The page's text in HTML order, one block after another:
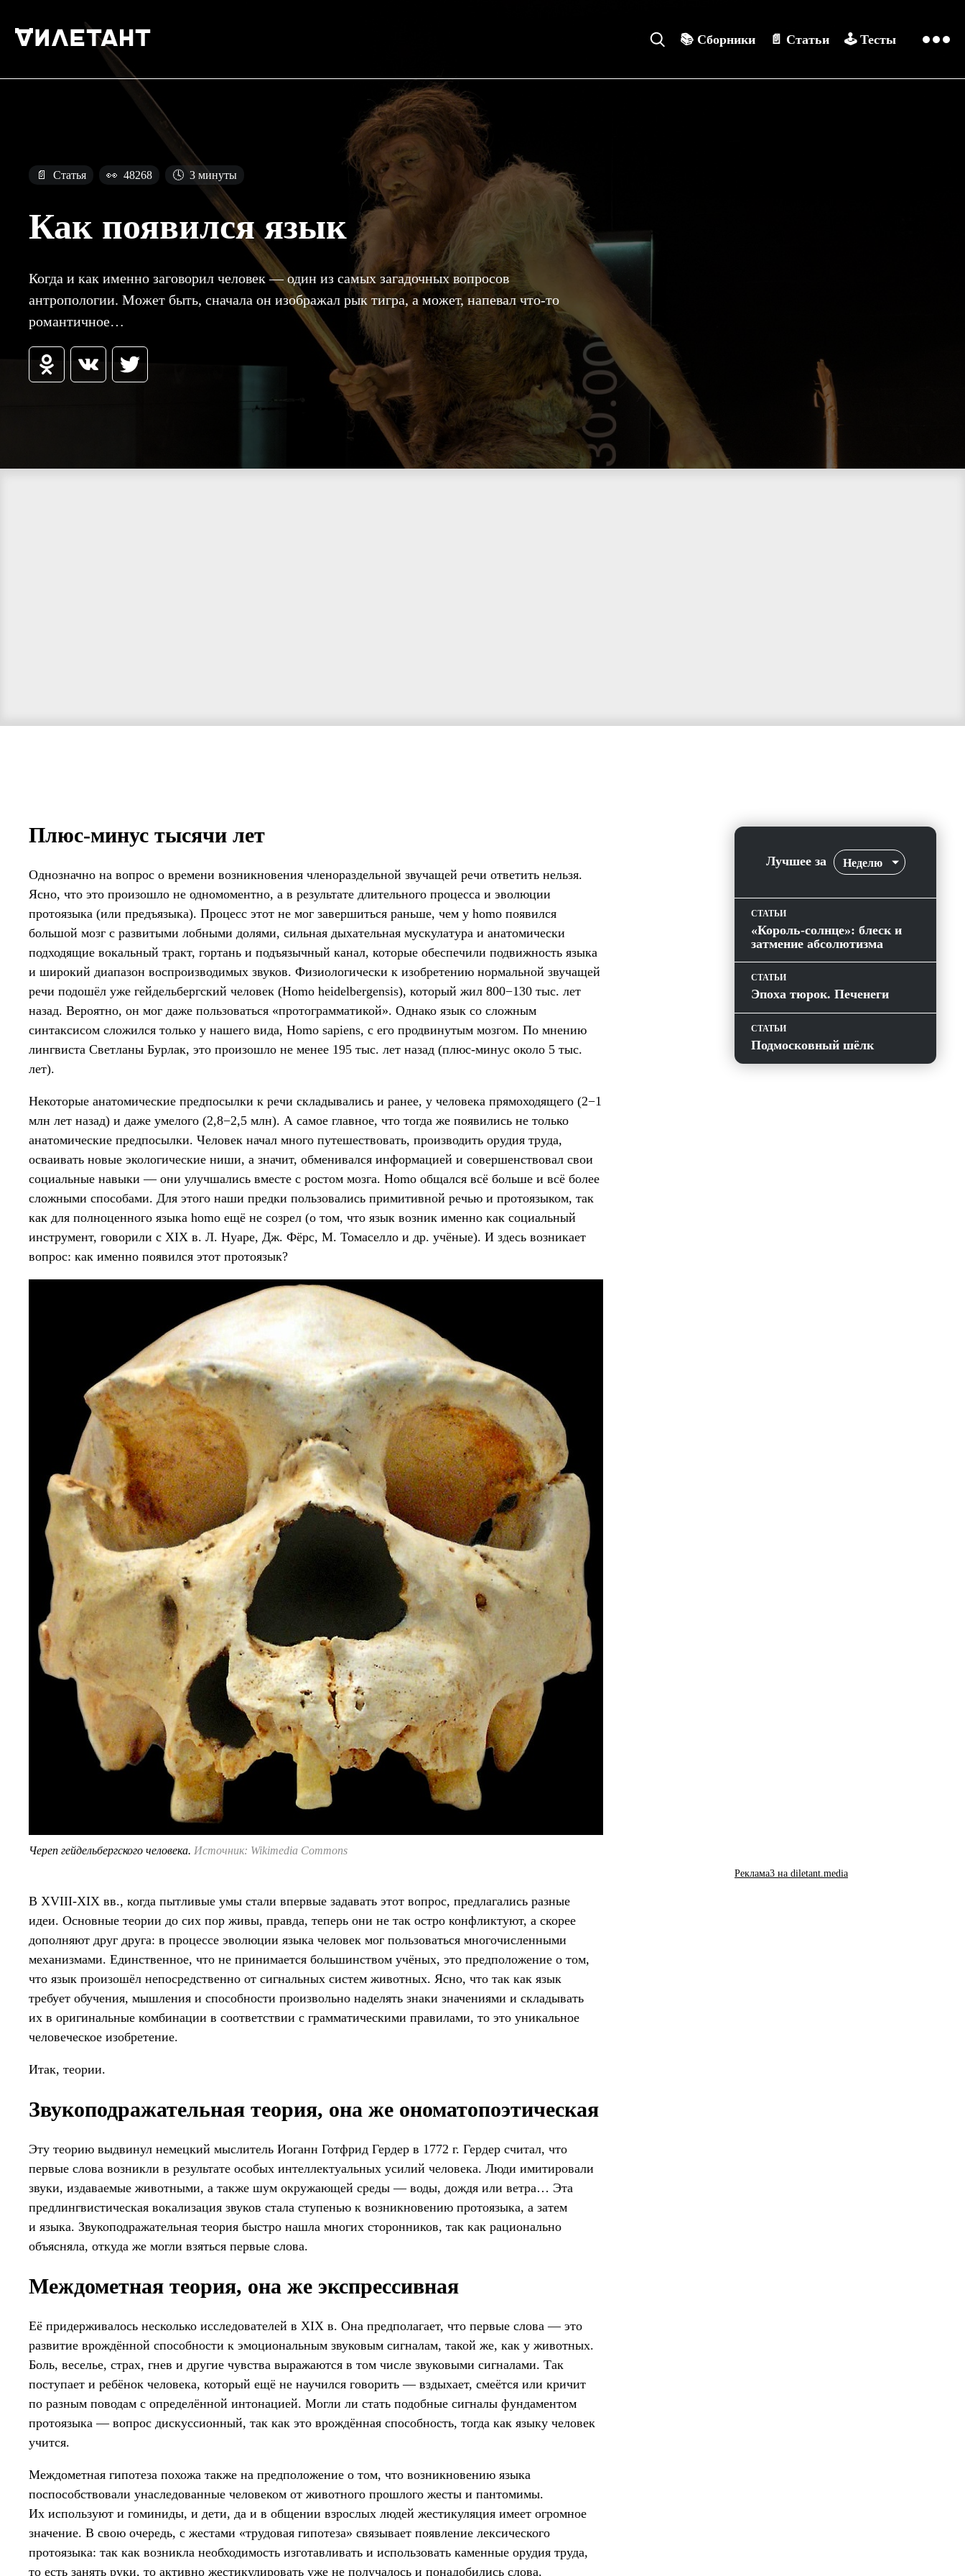
📚 Сборники 📄 Статьи 🕹️ Тесты
📄 Статья 👀 48268 🕓 3 минуты
Как появился язык
Когда и как именно заговорил человек — один из самых загадочных вопросов
антропологии. Может быть, сначала он изображал рык тигра, а может, напевал что-то
романтичное…
Плюс-минус тысячи лет
Однозначно на вопрос о времени возникновения членораздельной звучащей речи ответить нельзя.
Ясно, что это произошло не одномоментно, а в результате длительного процесса и эволюции
протоязыка (или предъязыка). Процесс этот не мог завершиться раньше, чем у homo появился
большой мозг с развитыми лобными долями, сильная дыхательная мускулатура и анатомически
подходящие вокальный тракт, гортань и подъязычный канал, которые обеспечили подвижность языка
и широкий диапазон воспроизводимых звуков. Физиологически к изобретению нормальной звучащей
речи подошёл уже гейдельбергский человек (Homo heidelbergensis), который жил 800−130 тыс. лет
назад. Вероятно, он мог даже пользоваться «протограмматикой». Однако язык со сложным
синтаксисом сложился только у нашего вида, Homo sapiens, с его продвинутым мозгом. По мнению
лингвиста Светланы Бурлак, это произошло не менее 195 тыс. лет назад (плюс-минус около 5 тыс.
лет).
Некоторые анатомические предпосылки к речи складывались и ранее, у человека прямоходящего (2−1
млн лет назад) и даже умелого (2,8−2,5 млн). А самое главное, что тогда же появились не только
анатомические предпосылки. Человек начал много путешествовать, производить орудия труда,
осваивать новые экологические ниши, а значит, обменивался информацией и совершенствовал свои
социальные навыки — они улучшались вместе с ростом мозга. Homo общался всё больше и всё более
сложными способами. Для этого наши предки пользовались примитивной речью и протоязыком, так
как для полноценного языка homo ещё не созрел (о том, что язык возник именно как социальный
инструмент, говорили с XIX в. Л. Нуаре, Дж. Фёрс, М. Томаселло и др. учёные). И здесь возникает
вопрос: как именно появился этот протоязык?
Череп гейдельбергского человека. Источник: Wikimedia Commons
В XVIII-XIX вв., когда пытливые умы стали впервые задавать этот вопрос, предлагались разные
идеи. Основные теории до сих пор живы, правда, теперь они не так остро конфликтуют, а скорее
дополняют друг друга: в процессе эволюции языка человек мог пользоваться многочисленными
механизмами. Единственное, что не принимается большинством учёных, это предположение о том,
что язык произошёл непосредственно от сигнальных систем животных. Ясно, что так как язык
требует обучения, мышления и способности произвольно наделять знаки значениями и складывать
их в оригинальные комбинации в соответствии с грамматическими правилами, то это уникальное
человеческое изобретение.
Итак, теории.
Звукоподражательная теория, она же ономатопоэтическая
Эту теорию выдвинул немецкий мыслитель Иоганн Готфрид Гердер в 1772 г. Гердер считал, что
первые слова возникли в результате особых интеллектуальных усилий человека. Люди имитировали
звуки, издаваемые животными, а также шум окружающей среды — воды, дождя или ветра… Эта
предлингвистическая вокализация звуков стала ступенью к возникновению протоязыка, а затем
и языка. Звукоподражательная теория быстро нашла многих сторонников, так как рационально
объясняла, откуда же могли взяться первые слова.
Междометная теория, она же экспрессивная
Её придерживалось несколько исследователей в XIX в. Она предполагает, что первые слова — это
развитие врождённой способности к эмоциональным звуковым сигналам, такой же, как у животных.
Боль, веселье, страх, гнев и другие чувства выражаются в том числе звуковыми сигналами. Так
поступает и ребёнок человека, который ещё не научился говорить — вздыхает, смеётся или кричит
по разным поводам с определённой интонацией. Могли ли стать подобные сигналы фундаментом
протоязыка — вопрос дискуссионный, так как это врождённая способность, тогда как языку человек
учится.
Междометная гипотеза похожа также на предположение о том, что возникновению языка
поспособствовали унаследованные человеком от животного прошлого жесты и пантомимы.
Их используют и гоминиды, и дети, да и в общении взрослых людей жестикуляция имеет огромное
значение. В свою очередь, с жестами «трудовая гипотеза» связывает появление лексического
протоязыка: так как возникла необходимость изготавливать и использовать каменные орудия труда,
то есть занять руки, то активно жестикулировать уже не получалось и понадобились слова.
Лучшее за Неделю
СТАТЬИ
«Король-солнце»: блеск и
затмение абсолютизма
СТАТЬИ
Эпоха тюрок. Печенеги
СТАТЬИ
Подмосковный шёлк
Реклама3 на diletant.media